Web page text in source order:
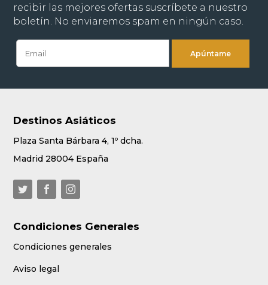
recibir las mejores ofertas suscríbete a nuestro
boletín. No enviaremos spam en ningún caso.
Destinos Asiáticos
Plaza Santa Bárbara 4, 1º dcha.
Madrid 28004 España
Condiciones Generales
Condiciones generales
Aviso legal